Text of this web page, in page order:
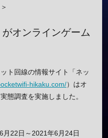
がオンラインゲーム
ト回線の情報サイト「ネッ
hikaku.com/）はオ
態調査を実施しました。
月22日～2021年6月24日